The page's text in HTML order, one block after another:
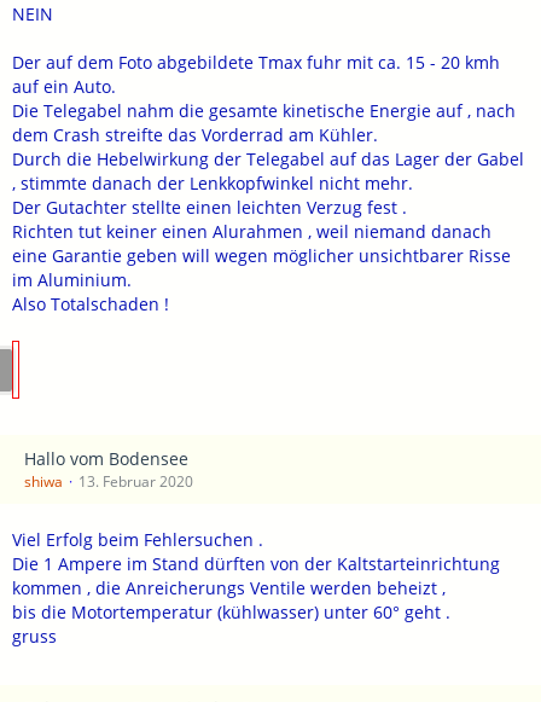
NEIN
Der auf dem Foto abgebildete Tmax fuhr mit ca. 15 - 20 kmh
auf ein Auto.
Die Telegabel nahm die gesamte kinetische Energie auf , nach
dem Crash streifte das Vorderrad am Kühler.
Durch die Hebelwirkung der Telegabel auf das Lager der Gabel
, stimmte danach der Lenkkopfwinkel nicht mehr.
Der Gutachter stellte einen leichten Verzug fest .
Richten tut keiner einen Alurahmen , weil niemand danach
eine Garantie geben will wegen möglicher unsichtbarer Risse
im Aluminium.
Also Totalschaden !
Hallo vom Bodensee
shiwa 13. Februar 2020
Viel Erfolg beim Fehlersuchen .
Die 1 Ampere im Stand dürften von der Kaltstarteinrichtung
kommen , die Anreicherungs Ventile werden beheizt ,
bis die Motortemperatur (kühlwasser) unter 60° geht .
gruss